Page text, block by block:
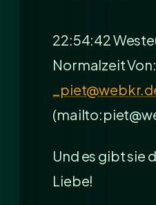
22:54:42
Normalzeit Von:
Und es gibt sie
Liebe!